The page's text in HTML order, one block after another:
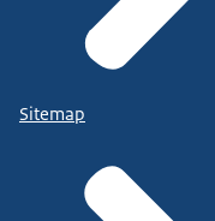
Sitemap